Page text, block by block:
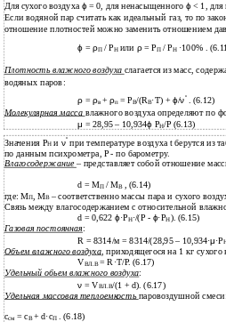
Для сухого воздухаϕ= 0, для ненасыщенного ϕ< 1, для
Если водяной пар считать как идеальный газ, то по
отношение плотностей можно заменить отношением
ϕ = ρП / РН или ρ= РП/ РН ·100% .
Плотность влажного воздуха слагается из масс,
водяных паров:
ρ = ρв +ρп = PB/(RB·T) +ϕ/ν'' . (6.12)
Молекулярная масса влажного воздуха определяют по
μ = 28,95 – 10,934ϕ PН/P (6.13)
Значения РНи ν'' при температуре воздуха t берутся из
по данным психрометра, P - по барометру.
Влагосодержание– представляет собой отношение
d = МП/ МВ , (6.14)
где: МП , МВ – соответственно массы пара и сухого
Связь между влагосодержанием с относительной
d = 0,622 ϕ·РН·/(Р - ϕ·РН). (6.15)
Газовая постоянная:
R = 8314/м = 8314/(28,95 – 10,934·μ·Р
Объем влажного воздуха , приходящегося на 1 кг сухого
VВЛ.В= R·T/P. (6.17)
Удельный обьем влажного воздуха:
ν = VВЛ.В/(1 + d). (6.17)
Удельная массовая теплоемкостьпаровоздушной смеси:
ссм = сВ+ d·сП. (6.18)